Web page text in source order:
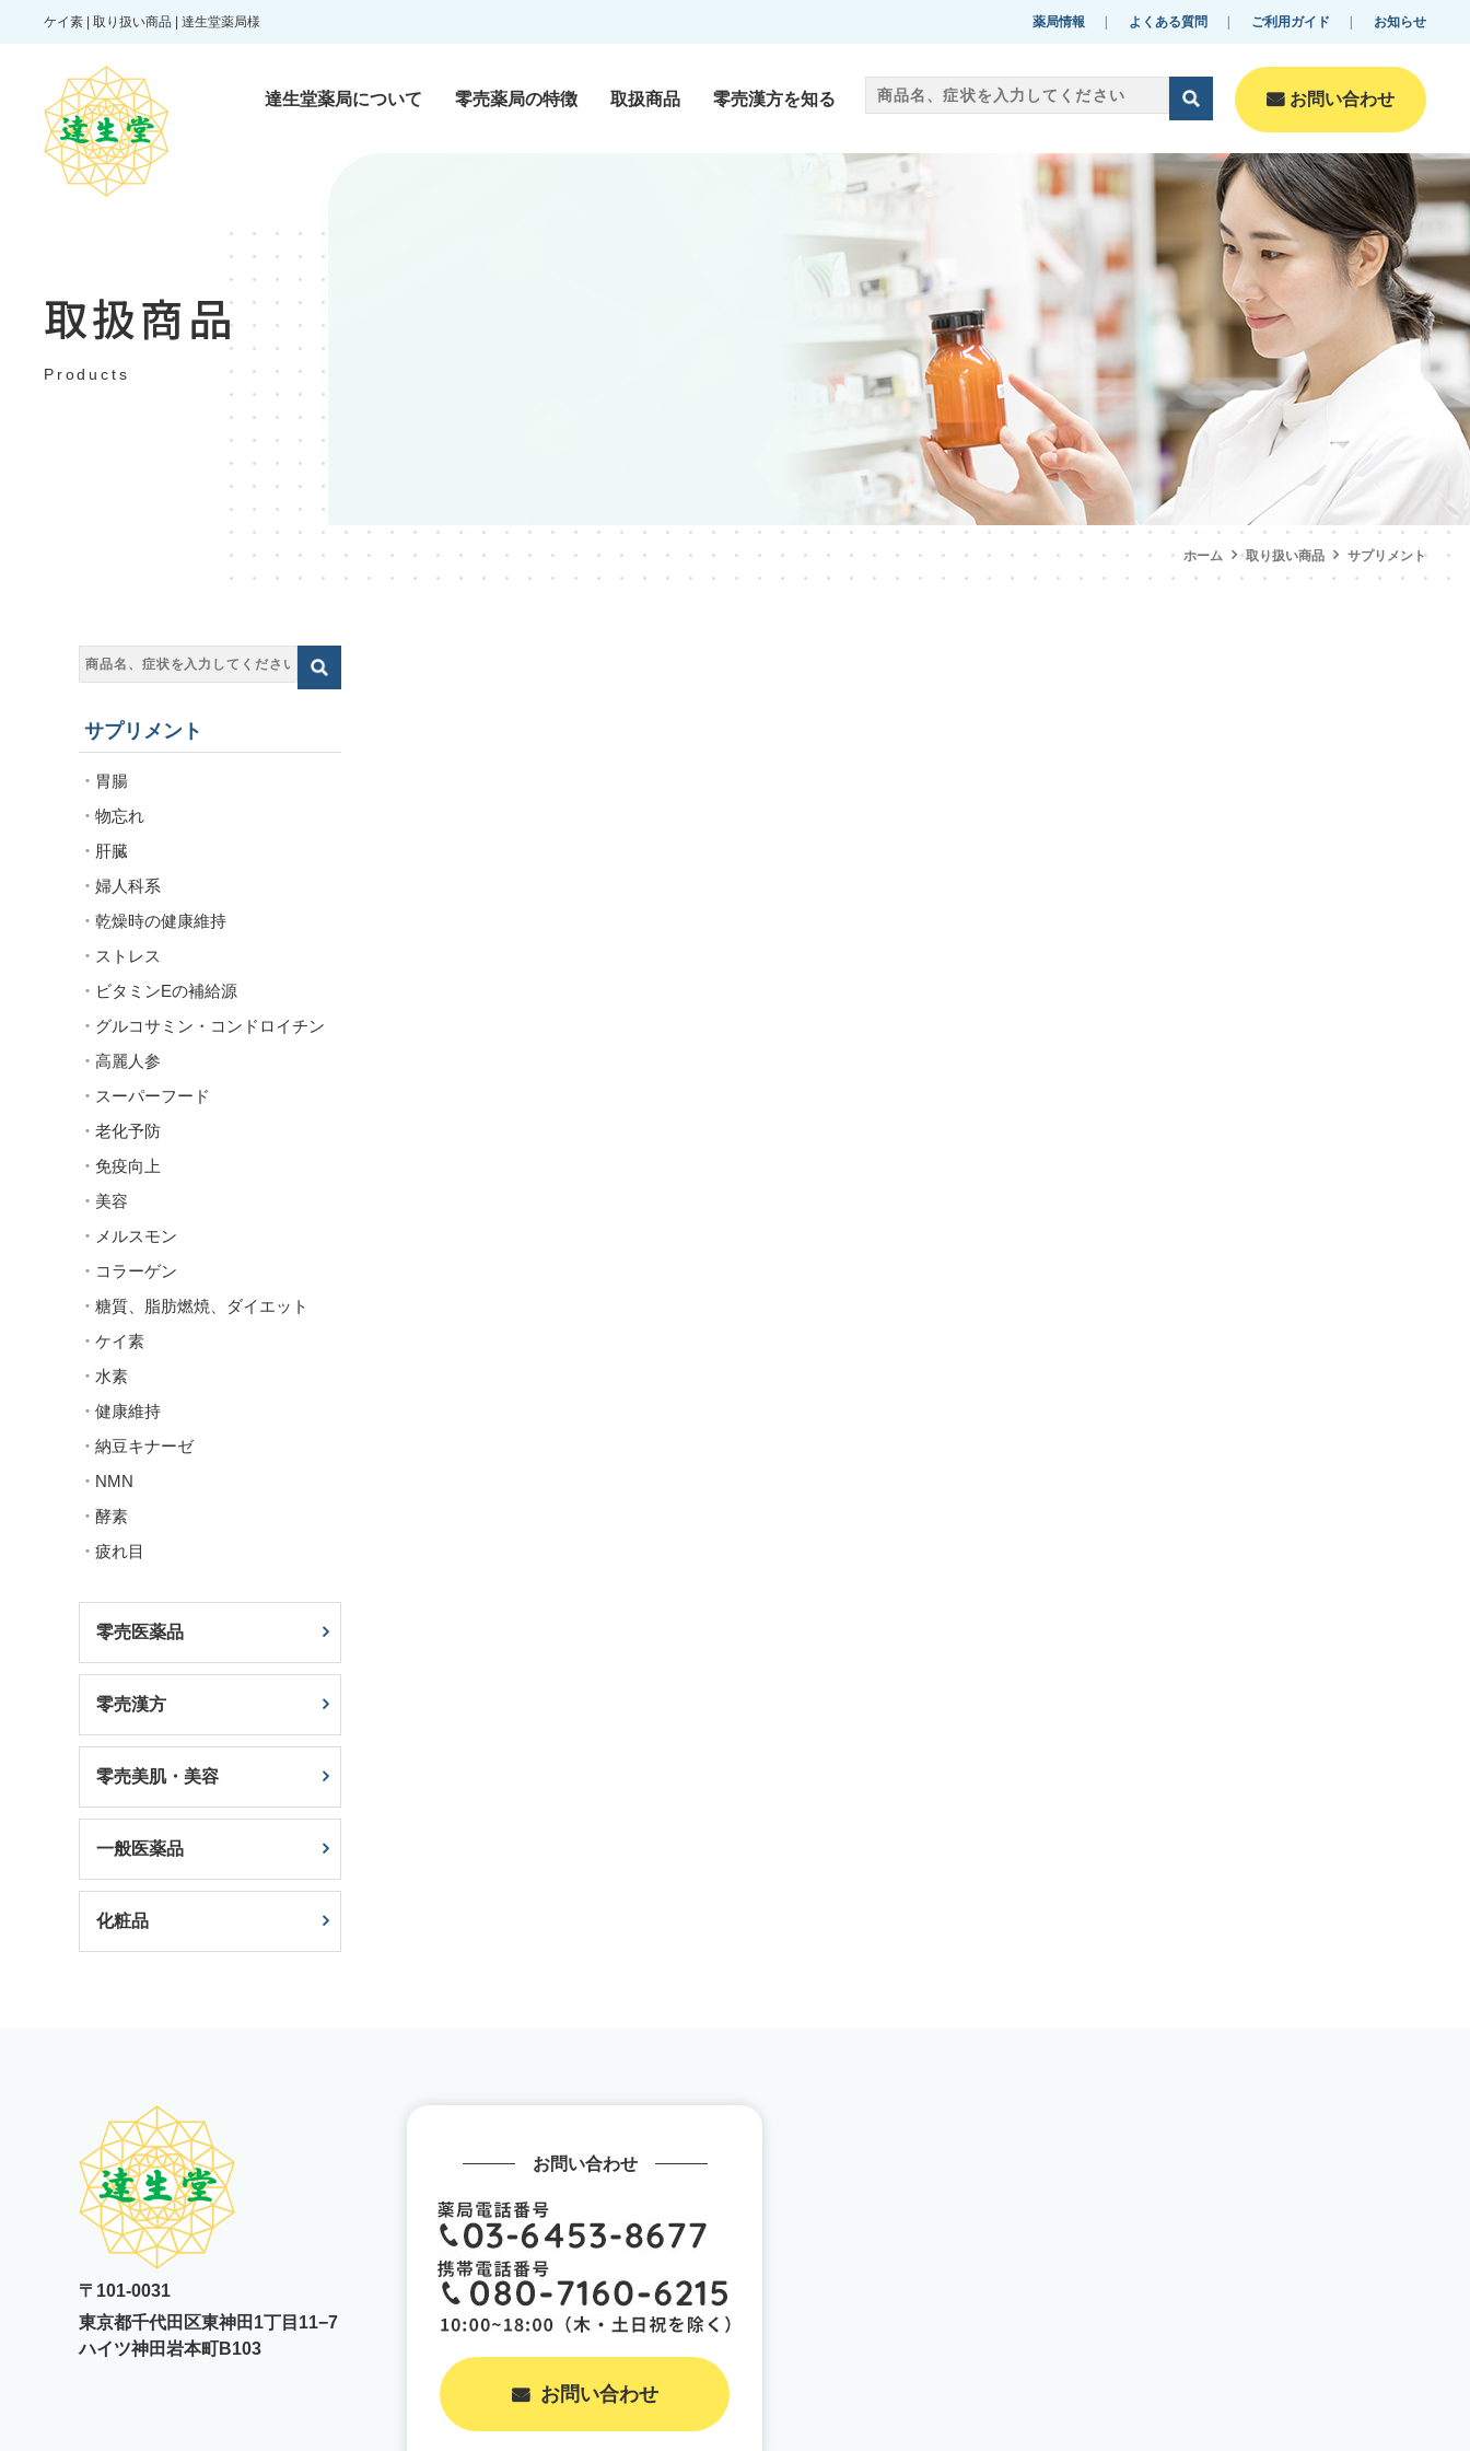
薬局情報 よくある質問 ご利用ガイド お知らせ
達生堂薬局について 零売薬局の特徴 取扱商品
零売美肌・美容
Reibai-beautyfulskin・B
eauty
サプリメント
Supplement
化粧品
Cosmetics
零売漢方を知る お問い合わせ
ケイ素 | 取り扱い商品 | 達生堂薬局様
取扱商品
Products
ホーム 取り扱い商品 サプリメント
サプリメント
胃腸
物忘れ
肝臓
婦人科系
乾燥時の健康維持
ストレス
ビタミンEの補給源
グルコサミン・コンドロイチン
高麗人参
スーパーフード
老化予防
免疫向上
美容
メルスモン
コラーゲン
糖質、脂肪燃焼、ダイエット
ケイ素
水素
健康維持
納豆キナーゼ
NMN
酵素
疲れ目
零売医薬品
零売漢方
零売美肌・美容
一般医薬品
化粧品
お問い合わせ
お問い合わせ
〒101-0031
東京都千代田区東神田1丁目11−7
ハイツ神田岩本町B103